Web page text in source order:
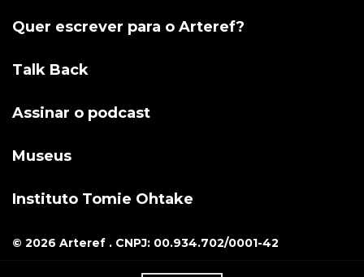
Quer escrever para o Arteref?
Talk Back
Assinar o podcast
Museus
Instituto Tomie Ohtake
© 2026 Arteref . CNPJ: 00.934.702/0001-42